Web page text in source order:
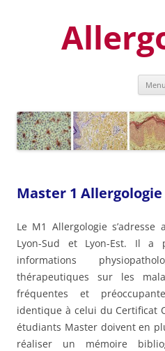
Menu
Master 1 Allergologie
Le M1 Allergologie
Lyon-Sud et Lyon-Est. Il
informations
thérapeutiques sur les
fréquentes et
identique à celui du Certificat
étudiants Master doivent en
réaliser un mémoire